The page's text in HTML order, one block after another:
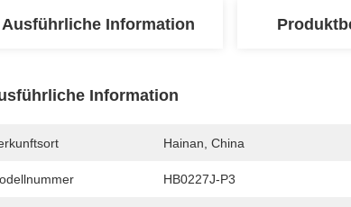
Ausführliche Information
Information
Hainan, China
HB0227J-P3